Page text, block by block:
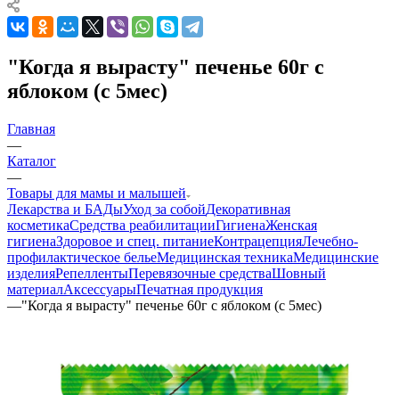
"Когда я вырасту" печенье 60г с
яблоком (с 5мес)
Главная
—
Каталог
—
Товары для мамы и малышей
Лекарства и БАДыУход за собойДекоративная
косметикаСредства реабилитацииГигиенаЖенская
гигиенаЗдоровое и спец. питаниеКонтрацепцияЛечебно-
профилактическое бельеМедицинская техникаМедицинские
изделияРепеллентыПеревязочные средстваШовный
материалАксессуарыПечатная продукция
—"Когда я вырасту" печенье 60г с яблоком (с 5мес)